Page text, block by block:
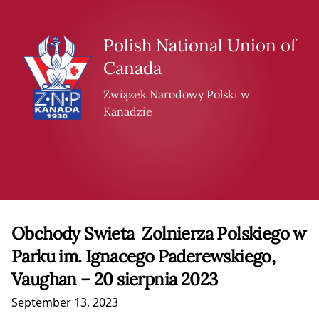
Polish National Union of
Canada
Związek Narodowy Polski w
Kanadzie
Obchody Swieta Zolnierza Polskiego w
Parku im. Ignacego Paderewskiego,
Vaughan – 20 sierpnia 2023
September 13, 2023